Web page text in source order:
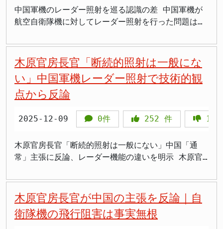
国の情報工作に対して、一つ一つの報道に過剰反応す
ることなく、確固たる立場を示す戦略を取っていま
が高まる中、日本政府には毅然とした対応が求められ
ています。
中国の軍事的野心に対する警戒感が一層高まってい
る。米国は台湾への武器売却を継続し、軍事支援を強
制する動きが活発化している。 日本もこうした国際
連携の中で重要な役割を担っている。2025年には日
米豪3か国による共同軍事演習が実施され、台湾海峡
の安定に向けた協力体制が強化された。また、日本は
東南アジア諸国との防衛協力も進めており、中国の海
洋進出に対する多国間の抑止力構築を目指している。
事的緊張を高めることなく、外交的解決を模索する日
本の基本姿勢を示すものだ。しかし、中国の軍事力増
国との連携強化と防衛力の向上が不可欠となってい
る。今後の政府の対応が注目される。
よる社会混乱など、多くの懸念が存在します。 法務
省の世論調査でも、現在の夫婦同姓制度を維持すべき
意見が42.2％に達し、選択的夫婦別姓制度導入への
支持は28.9％にとどまっています。この結果は、国
民の多くが現行制度の枠組み内での改善を望んでいる
ことを示しています。 参政党の調査では、現行の夫
婦同姓制度維持を前提とする意見が97.6％に達し、
う結果も出ています。国民の声は明確に、伝統的な家
族制度の維持を支持しているといえるでしょう。 連
合など別姓推進派が猛反発 一方、選択的夫婦別姓制
度の導入を求めてきた連合の芳野友子会長は、政府の
して政府の姿勢を厳しく批判しました。 しかし、こ
うした反発は予想されたものです。選択的夫婦別姓制
罪はないが、外交カードとして利用される現状には疑
問を感じる」 >「尖閣問題をうやむやにしたまま友好
が違うのに、パンダだけで関係改善できるわけがな
い」 >「もうパンダ外交に頼らず、堂々と主張すべき
ことは主張したらいい」 尖閣問題での中国の攻勢が
常態化 特に深刻なのが尖閣諸島を巡る状況だ。2012
年に日本政府が尖閣諸島を国有化して以降、中国海警
局の公船が年間330日以上も接続水域を航行し、領海
侵入も繰り返している。2024年には中国船の侵入回
1971年まで約75年間にわたって尖閣諸島の日本領有
に異議を唱えなかった。東シナ海に石油埋蔵の可能性
らかだ。1972年の日中首脳会談で周恩来首相が「石
油が出るから問題になった。石油が出なければ台湾も
米国も問題にしない」と発言した記録も残されてい
る。 日本は実効支配を継続し、海上保安庁が法に則
監部によると、同日午前から午後にかけてロシア軍の
爆撃機2機が日本海から東シナ海に進出し、中国軍の
機も合流したことが確認されています。 木原稔官房
長官は2025年12月10日の記者会見で、この共同飛行
について強い懸念を表明しました。「両国による度重
なる爆撃機の共同飛行は、我が国周辺における活動の
拡大、活発化を意味するとともに、我が国に対する示
威行動と捉えざるを得ない」と述べ、「まさに我が国
領空侵犯は発生していませんが、航空自衛隊は戦闘機
によるスクランブル（緊急発進）で対応しました。政
全保障上の懸念を伝達したことを明らかにしていま
す。 >「また中国とロシアが示威行動してる。日本は
完全に舐められてる」 >「四国沖まで来るって相当挑
発的だよね。これで平和と安定とかよく言えるな」
中国軍機のレーダー照射を巡る認識の差 中国軍機が
航空自衛隊機に対してレーダー照射を行った問題は、
る安全保障上の脆弱性を浮き彫りにする象徴的な事案
です。木原稔官房長官は2025年1月10日の会見で、中
国側が主張する「自衛隊機が接近し妨害した」との説
明を明確に否定し、両機の距離は目視できないほど離
れていたと述べました。軍用機間では、レーダー照射
質を持ちます。今回の照射を日本が看過すれば、周辺
国は「一定の挑発は許容される」と判断し、安全保障
環境が一層悪化します。 > 「危険行為への毅然とし
た対応が必要」 > 「こういう時こそ政治判断が問わ
した国民の声は、今回の問題が単に日中間の主張の違
いでは済まされないことを示しています。 中国の情
木原官房長官「断続的照射は一般にな
い」中国軍機レーダー照射で技術的観
点から反論
2025-12-09 0件 252 件 1
木原官房長官「断続的照射は一般にない」中国「通
常」主張に反論、レーダー機能の違いを明示 木原官
9日の記者会見で、中国軍機による自衛隊機へのレー
ダー照射問題について、技術的な観点から中国側の
「通常」主張に反論しました。中国外務省の郭嘉昆報
道官が「艦載機が飛行訓練を行うときに捜索レーダー
木原官房長官が中国の主張を反論｜自
衛隊機の飛行阻害は事実無根